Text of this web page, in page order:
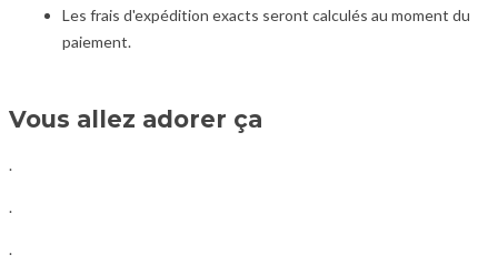
Les frais d'expédition exacts seront calculés au moment du
paiement.
Vous allez adorer ça
.
.
.